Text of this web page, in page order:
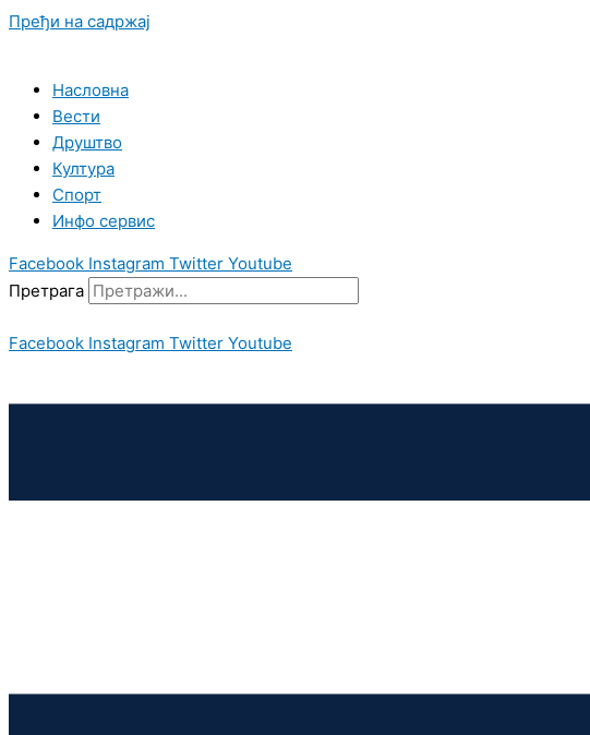
Пређи на садржај
Насловна
Вести
Друштво
Култура
Спорт
Инфо сервис
Facebook Instagram Twitter Youtube
Претрага
Facebook Instagram Twitter Youtube